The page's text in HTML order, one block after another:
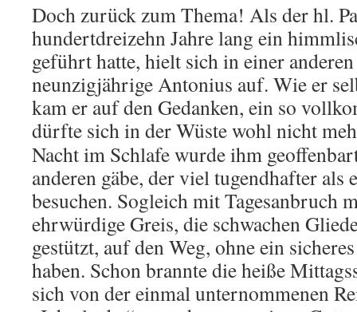
Doch zurück zum Thema! Als der hl.
hundertdreizehn Jahre lang ein
geführt hatte, hielt sich in einer
neunzigjährige Antonius auf. Wie er
kam er auf den Gedanken, ein so
dürfte sich in der Wüste wohl nicht
Nacht im Schlafe wurde ihm
anderen gäbe, der viel tugendhafter als
besuchen. Sogleich mit Tagesanbruch
ehrwürdige Greis, die schwachen
gestützt, auf den Weg, ohne ein
haben. Schon brannte die heiße
sich von der einmal unternommenen